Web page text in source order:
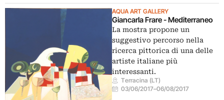
AQUA ART GALLERY
Giancarla Frare - Mediterraneo
La mostra propone un
suggestivo percorso nella
ricerca pittorica di una delle
artiste italiane più
interessanti.
Terracina (LT)
03/06/2017–06/08/2017